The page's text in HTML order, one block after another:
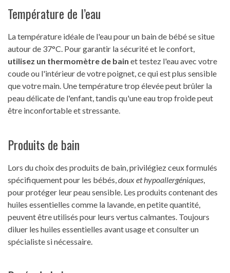
Température de l’eau
La température idéale de l'eau pour un bain de bébé se situe
autour de 37°C. Pour garantir la sécurité et le confort,
utilisez un thermomètre de bain et testez l'eau avec votre
coude ou l'intérieur de votre poignet, ce qui est plus sensible
que votre main. Une température trop élevée peut brûler la
peau délicate de l'enfant, tandis qu'une eau trop froide peut
être inconfortable et stressante.
Produits de bain
Lors du choix des produits de bain, privilégiez ceux formulés
spécifiquement pour les bébés,doux et hypoallergéniques,
pour protéger leur peau sensible. Les produits contenant des
huiles essentielles comme la lavande, en petite quantité,
peuvent être utilisés pour leurs vertus calmantes. Toujours
diluer les huiles essentielles avant usage et consulter un
spécialiste si nécessaire.